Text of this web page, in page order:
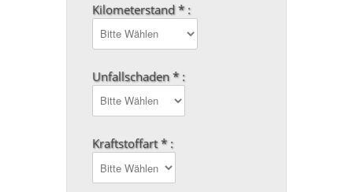
Kilometerstand * :
Unfallschaden * :
Kraftstoffart * :